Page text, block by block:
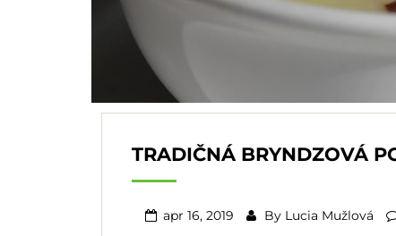
TRADIČNÁ BRYNDZOVÁ
apr 16, 2019 By Lucia Mužlová